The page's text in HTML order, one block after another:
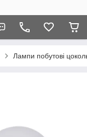
Лампи побутові